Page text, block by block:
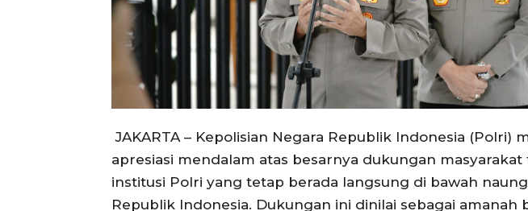
​JAKARTA – Kepolisian Negara Republik Indonesia (Polri)
apresiasi mendalam atas besarnya dukungan masyarakat
institusi Polri yang tetap berada langsung di bawah
Republik Indonesia. Dukungan ini dinilai sebagai amanah